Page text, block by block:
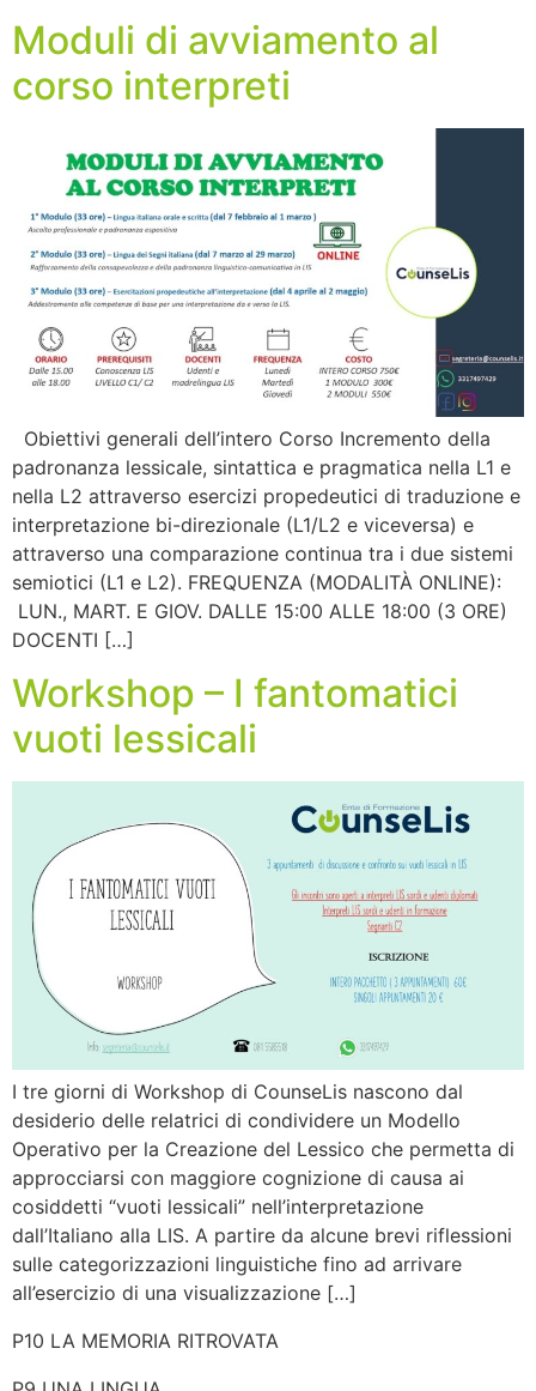
Moduli di avviamento al
corso interpreti
Obiettivi generali dell’intero Corso Incremento della
padronanza lessicale, sintattica e pragmatica nella L1 e
nella L2 attraverso esercizi propedeutici di traduzione e
interpretazione bi-direzionale (L1/L2 e viceversa) e
attraverso una comparazione continua tra i due sistemi
semiotici (L1 e L2). FREQUENZA (MODALITÀ ONLINE):
LUN., MART. E GIOV. DALLE 15:00 ALLE 18:00 (3 ORE)
DOCENTI […]
Workshop – I fantomatici
vuoti lessicali
I tre giorni di Workshop di CounseLis nascono dal
desiderio delle relatrici di condividere un Modello
Operativo per la Creazione del Lessico che permetta di
approcciarsi con maggiore cognizione di causa ai
cosiddetti “vuoti lessicali” nell’interpretazione
dall’Italiano alla LIS. A partire da alcune brevi riflessioni
sulle categorizzazioni linguistiche fino ad arrivare
all’esercizio di una visualizzazione […]
P10 LA MEMORIA RITROVATA